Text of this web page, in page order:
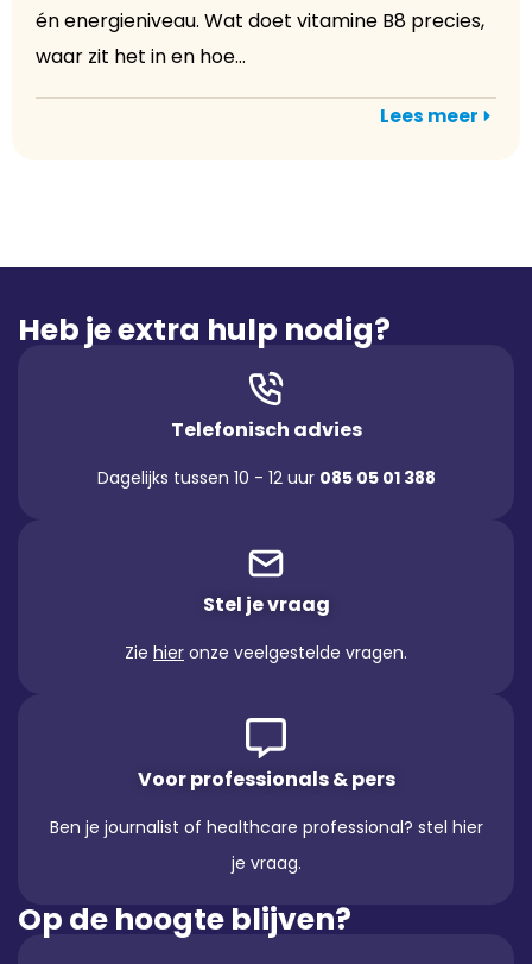
én energieniveau. Wat doet vitamine B8 precies,
waar zit het in en hoe...
Lees meer
Heb je extra hulp nodig?
Telefonisch advies
Dagelijks tussen 10 - 12 uur 085 05 01 388
Stel je vraag
Zie hier onze veelgestelde vragen.
Voor professionals & pers
Ben je journalist of healthcare professional? stel hier
je vraag.
Op de hoogte blijven?